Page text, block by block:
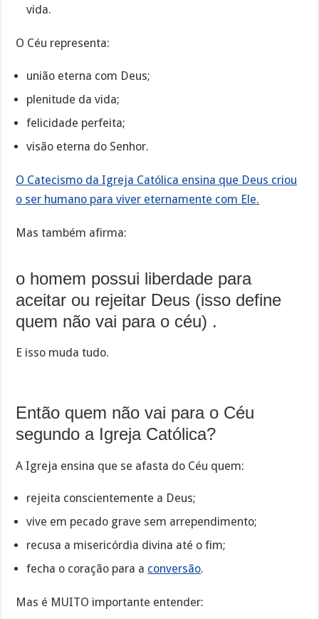
vida.
O Céu representa:
união eterna com Deus;
plenitude da vida;
felicidade perfeita;
visão eterna do Senhor.
O Catecismo da Igreja Católica ensina que Deus criou
o ser humano para viver eternamente com Ele.
Mas também afirma:
o homem possui liberdade para
aceitar ou rejeitar Deus (isso define
quem não vai para o céu) .
E isso muda tudo.
Então quem não vai para o Céu
segundo a Igreja Católica?
A Igreja ensina que se afasta do Céu quem:
rejeita conscientemente a Deus;
vive em pecado grave sem arrependimento;
recusa a misericórdia divina até o fim;
fecha o coração para a conversão.
Mas é MUITO importante entender: